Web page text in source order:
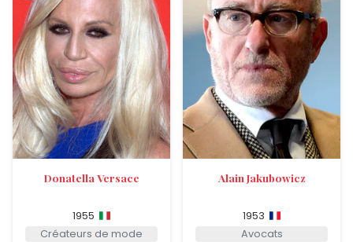
Donatella Versace
1955
Créateurs de mode
Alain Jakubowicz
1953
Avocats